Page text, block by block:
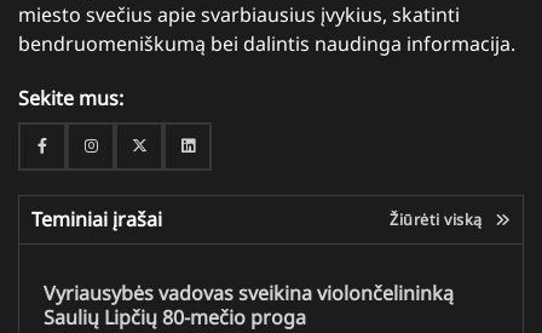
miesto svečius apie svarbiausius įvykius, skatinti
bendruomeniškumą bei dalintis naudinga informacija.
Sekite mus:
FacebookInstagramTwitterLinkedin
Teminiai įrašai Žiūrėti viską
Vyriausybės vadovas sveikina violončelininką
Saulių Lipčių 80-mečio proga